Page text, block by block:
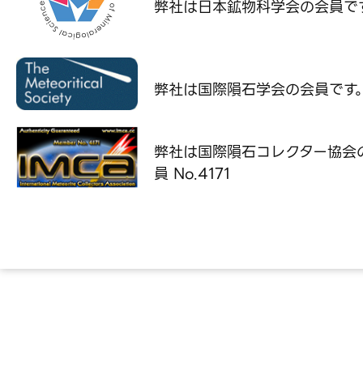
弊社は日本鉱物科学会の会員で
弊社は国際隕石学会の会員です
弊社は国際隕石コレクター協会
員 No.4171